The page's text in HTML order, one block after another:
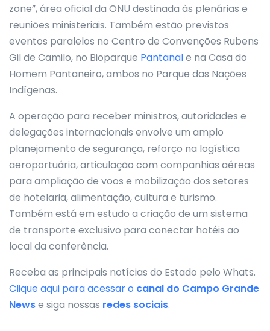
zone”, área oficial da ONU destinada às plenárias e
reuniões ministeriais. Também estão previstos
eventos paralelos no Centro de Convenções Rubens
Gil de Camilo, no Bioparque Pantanale na Casa do
Homem Pantaneiro, ambos no Parque das Nações
Indígenas.
A operação para receber ministros, autoridades e
delegações internacionais envolve um amplo
planejamento de segurança, reforço na logística
aeroportuária, articulação com companhias aéreas
para ampliação de voos e mobilização dos setores
de hotelaria, alimentação, cultura e turismo.
Também está em estudo a criação de um sistema
de transporte exclusivo para conectar hotéis ao
local da conferência.
Receba as principais notícias do Estado pelo Whats.
Clique aqui para acessar o canal do Campo Grande
Newse siga nossas redes sociais.